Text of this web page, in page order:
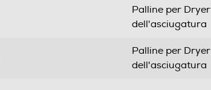
Palline per Dryer 2 pz. migliorano le prestazioni
dell'asciugatura
Palline per Dryer 2 pz. migliorano le prestazioni
dell'asciugatura